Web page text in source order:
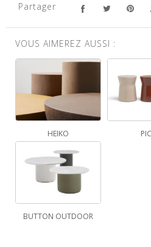
Partager
VOUS AIMEREZ AUSSI :
HEIKO
BUTTON OUTDOOR